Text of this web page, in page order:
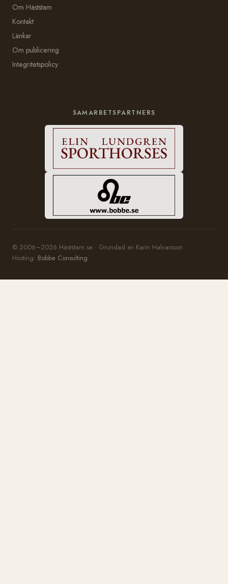
Om Häststam
Kontakt
Länkar
Om publicering
Integritetspolicy
SAMARBETSPARTNERS
© 2006–2026 Häststam.se · Grundad av Karin Halvarsson
Hosting: Bobbe Consulting